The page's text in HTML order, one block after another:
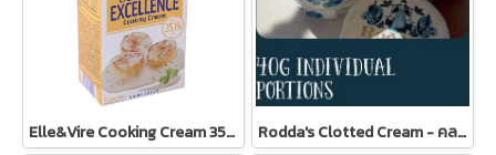
Elle&Vire Cooking Cream 35% FAT 1 Liter - คุ้กกิ้งครีม Rodda's Clotted Cream - คลอตเต็ดครีม - ครีมสโคน